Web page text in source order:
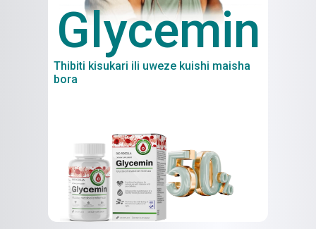
Glycemin
Thibiti kisukari ili uweze kuishi maisha
bora